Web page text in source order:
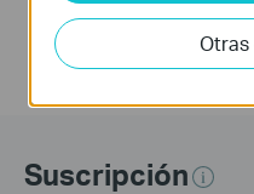
Updates the Open
Suscripción